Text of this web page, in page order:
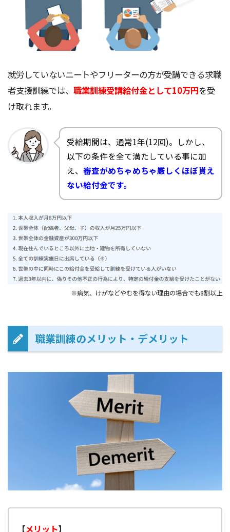
就労していないニートやフリーターの方が受講できる求職
者支援訓練では、 職業訓練受講給付金として10万円を受
け取れます。
受給期間は、通常1年(12回)。しかし、
以下の条件を全て満たしている事に加
え、 審査がめちゃめちゃ厳しくほぼ貰え
ない給付金です。
※病気、けがなどやむを得ない理由の場合でも8割以上
職業訓練のメリット・デメリット
【メリット】